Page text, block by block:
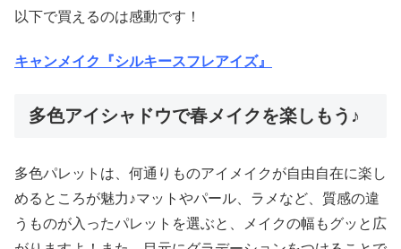
以下で買えるのは感動です！
キャンメイク『シルキースフレアイズ』
多色アイシャドウで春メイクを楽しもう♪
多色パレットは、何通りものアイメイクが自由自在に楽し
めるところが魅力♪マットやパール、ラメなど、質感の違
うものが入ったパレットを選ぶと、メイクの幅もグッと広